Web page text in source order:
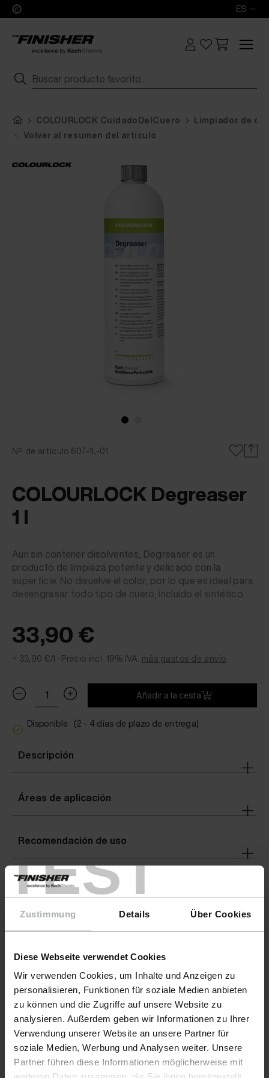
TEST
Zustimmung Details Über Cookies
Diese Webseite verwendet Cookies
Wir verwenden Cookies, um Inhalte und Anzeigen zu
personalisieren, Funktionen für soziale Medien anbieten
zu können und die Zugriffe auf unsere Website zu
analysieren. Außerdem geben wir Informationen zu Ihrer
Verwendung unserer Website an unsere Partner für
soziale Medien, Werbung und Analysen weiter. Unsere
Partner führen diese Informationen möglicherweise mit
ES
COLOURLOCK CuidadoDelCuero
Limpiador de
Volver al resumen del artículo
Nº de artículo 607-1L-01
COLOURLOCK Degreaser
1 l
Aun sin contener disolventes, Degreaser es un
producto de limpieza potente y delicado con la
superficie. No disuelve el color, por lo que es ideal para
desengrasar todo tipo de cuero, incluido el sintético.
33,90 €
= 33,90 €/l · Precio incl. 19% IVA. más gastos de envío
Añadir a la cesta
Disponible (2 - 4 días de plazo de entrega)
Descripción
Áreas de aplicación
Recomendación de uso
Advertencias